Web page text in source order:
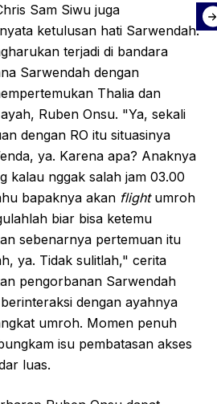
Sam Siwu juga
ketulusan hati Sarwendah.
terjadi di bandara
Sarwendah dengan
Thalia dan
Ruben Onsu. "Ya, sekali
dengan RO itu situasinya
ya. Karena apa? Anaknya
kalau nggak salah jam 03.00
bapaknya akan flightumroh
biar bisa ketemu
sebenarnya pertemuan itu
ya. Tidak sulitlah," cerita
pengorbanan Sarwendah
dengan ayahnya
umroh. Momen penuh
isu pembatasan akses
luas.